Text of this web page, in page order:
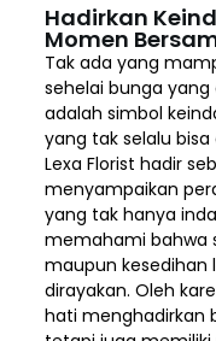
Hadirkan
Momen
Tak ada yang
sehelai bunga
adalah simbol
yang tak selalu
Lexa Florist hadir
menyampaikan
yang tak hanya
memahami bahwa
maupun kesedihan
dirayakan. Oleh
hati menghadirkan